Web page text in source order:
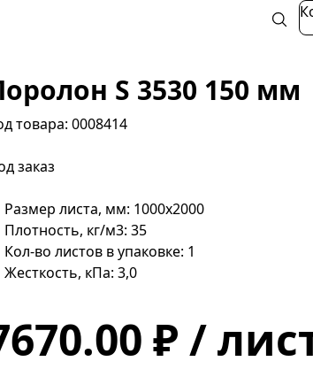
S 3530 150 мм
товара: 0008414
заказ
Размер листа, мм: 1000х2000
Плотность, кг/м3: 35
Кол-во листов в упаковке: 1
Жесткость, кПа: 3,0
₽ /